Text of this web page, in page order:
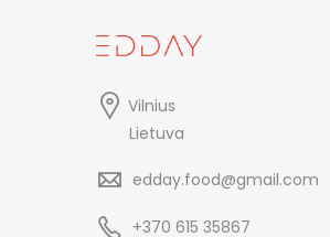
Vilnius
Lietuva
edday.food@gmail.com
+370 615 35867